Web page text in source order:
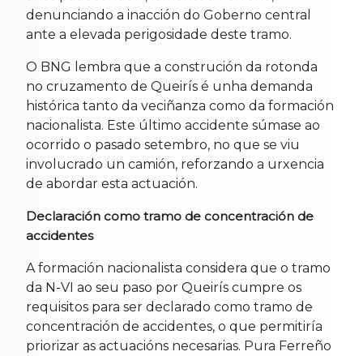
denunciando a inacción do Goberno central
ante a elevada perigosidade deste tramo.
O BNG lembra que a construción da rotonda
no cruzamento de Queirís é unha demanda
histórica tanto da veciñanza como da formación
nacionalista. Este último accidente súmase ao
ocorrido o pasado setembro, no que se viu
involucrado un camión, reforzando a urxencia
de abordar esta actuación.
Declaración como tramo de concentración de
accidentes
A formación nacionalista considera que o tramo
da N-VI ao seu paso por Queirís cumpre os
requisitos para ser declarado como tramo de
concentración de accidentes, o que permitiría
priorizar as actuacións necesarias. Pura Ferreño